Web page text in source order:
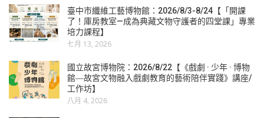
臺中市纖維工藝博物館：2026/8/3-8/24【「開課
了！庫房教室—成為典藏文物守護者的四堂課」專業
培力課程】
七月 13, 2026
國立故宮博物院：2026/8/22【《戲劇 · 少年 · 博物
館―故宮文物融入戲劇教育的藝術陪伴實踐》講座/
工作坊】
八月 4, 2026